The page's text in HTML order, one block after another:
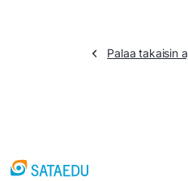
Palaa takaisin